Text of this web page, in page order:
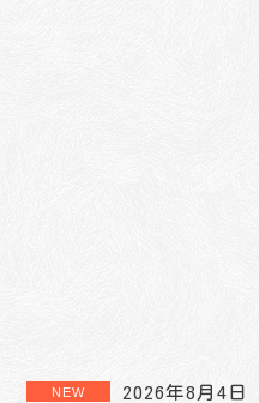
2026年8月4日